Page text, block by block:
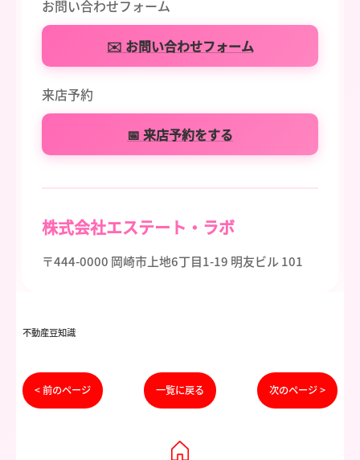
お問い合わせフォーム
✉️ お問い合わせフォーム
来店予約
📅 来店予約をする
株式会社エステート・ラボ
〒444-0000 岡崎市上地6丁目1-19 明友ビル 101
不動産豆知識
< 前のページ 一覧に戻る 次のページ >